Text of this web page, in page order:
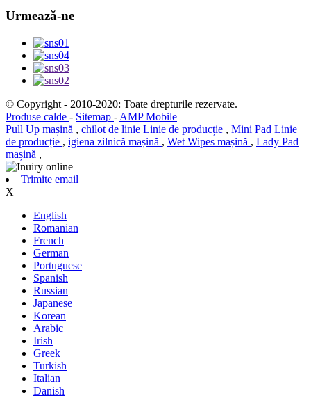
Urmează-ne
© Copyright - 2010-2020: Toate drepturile rezervate.
Produse calde - Sitemap - AMP Mobile
Pull Up mașină , chilot de linie Linie de producție , Mini Pad Linie
de producție , igiena zilnică mașină , Wet Wipes mașină , Lady Pad
mașină ,
Trimite email
X
English
Romanian
French
German
Portuguese
Spanish
Russian
Japanese
Korean
Arabic
Irish
Greek
Turkish
Italian
Danish